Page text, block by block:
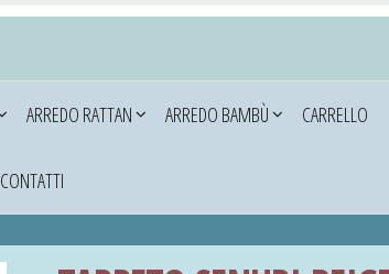
ARREDO RATTAN ARREDO BAMBÙ CARRELLO
CONTATTI